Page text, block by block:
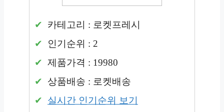
카테고리 : 로켓프레시
인기순위 : 2
제품가격 : 19980
상품배송 : 로켓배송
실시간 인기순위 보기